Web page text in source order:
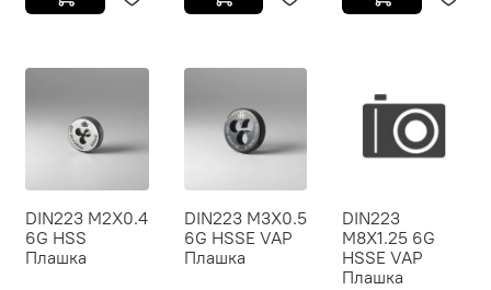
DIN223 M2X0.4
6G HSS
Плашка
DIN223 M3X0.5
6G HSSE VAP
Плашка
DIN223
M8X1.25 6G
HSSE VAP
Плашка